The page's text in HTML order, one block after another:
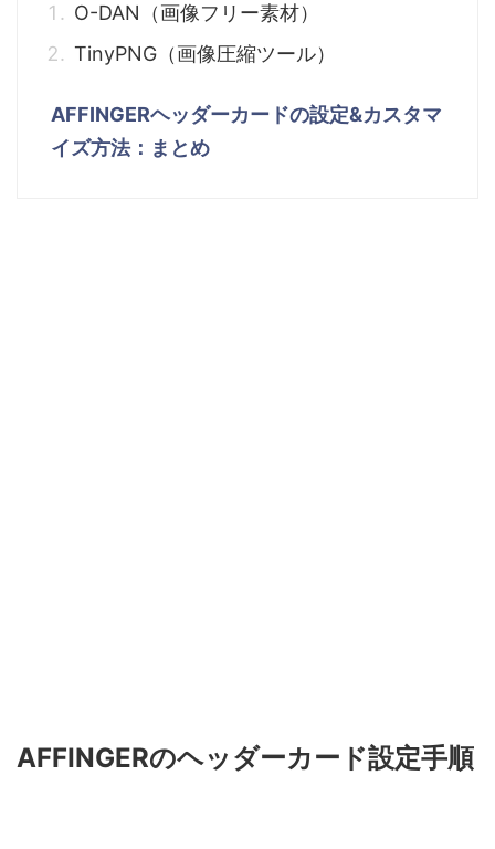
O-DAN（画像フリー素材）
TinyPNG（画像圧縮ツール）
AFFINGERヘッダーカードの設定&カスタマ
イズ方法：まとめ
AFFINGERのヘッダーカード設定手順